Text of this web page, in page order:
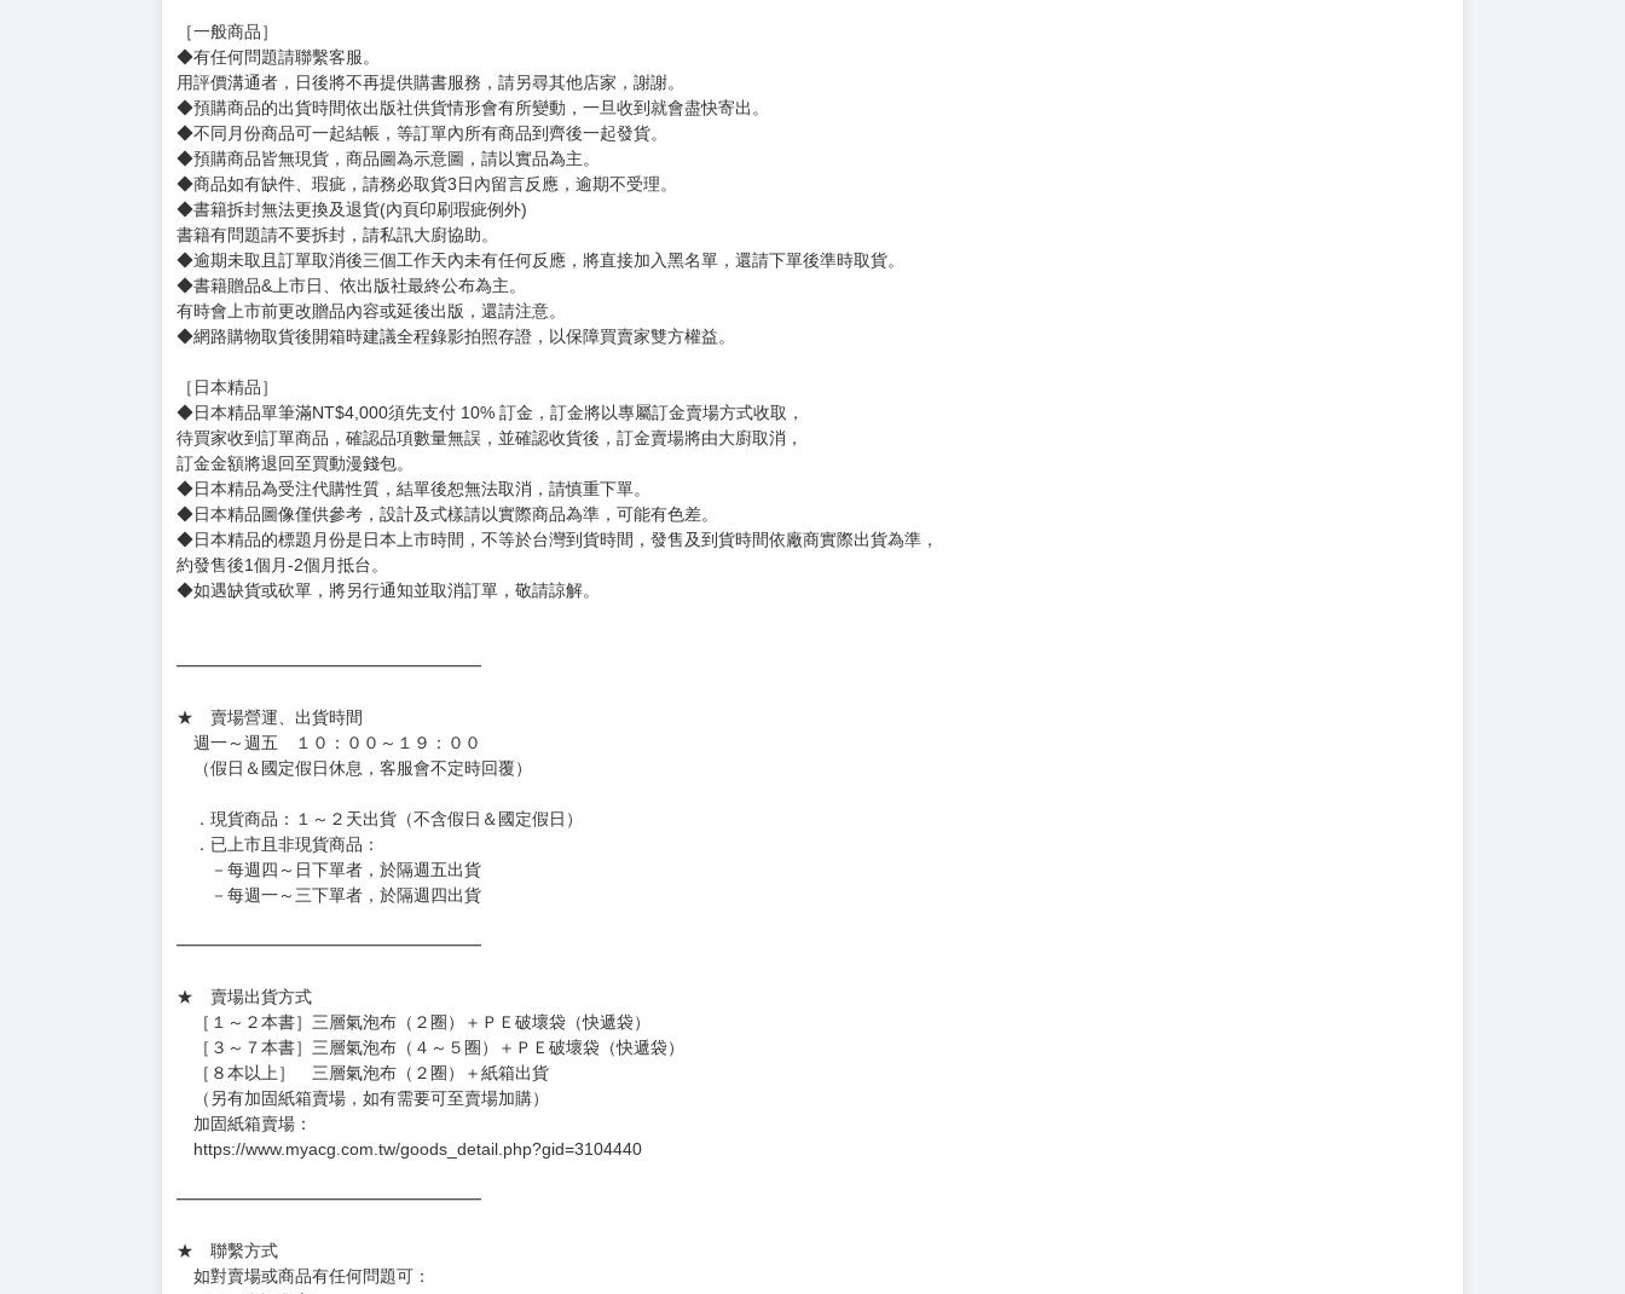
［一般商品］
◆有任何問題請聯繫客服。
用評價溝通者，日後將不再提供購書服務，請另尋其他店家，謝謝。
◆預購商品的出貨時間依出版社供貨情形會有所變動，一旦收到就會盡快寄出。
◆不同月份商品可一起結帳，等訂單內所有商品到齊後一起發貨。
◆預購商品皆無現貨，商品圖為示意圖，請以實品為主。
◆商品如有缺件、瑕疵，請務必取貨3日內留言反應，逾期不受理。
◆書籍拆封無法更換及退貨(內頁印刷瑕疵例外)
書籍有問題請不要拆封，請私訊大廚協助。
◆逾期未取且訂單取消後三個工作天內未有任何反應，將直接加入黑名單，還請下單後準時取貨。
◆書籍贈品&上市日、依出版社最終公布為主。
有時會上市前更改贈品內容或延後出版，還請注意。
◆網路購物取貨後開箱時建議全程錄影拍照存證，以保障買賣家雙方權益。
［日本精品］
◆日本精品單筆滿NT$4,000須先支付 10% 訂金，訂金將以專屬訂金賣場方式收取，
待買家收到訂單商品，確認品項數量無誤，並確認收貨後，訂金賣場將由大廚取消，
訂金金額將退回至買動漫錢包。
◆日本精品為受注代購性質，結單後恕無法取消，請慎重下單。
◆日本精品圖像僅供參考，設計及式樣請以實際商品為準，可能有色差。
◆日本精品的標題月份是日本上市時間，不等於台灣到貨時間，發售及到貨時間依廠商實際出貨為準，
約發售後1個月-2個月抵台。
◆如遇缺貨或砍單，將另行通知並取消訂單，敬請諒解。
━━━━━━━━━━━━━━━━━━
★ 賣場營運、出貨時間
週一～週五 １０：００～１９：００
（假日＆國定假日休息，客服會不定時回覆）
．現貨商品：１～２天出貨（不含假日＆國定假日）
．已上市且非現貨商品：
－每週四～日下單者，於隔週五出貨
－每週一～三下單者，於隔週四出貨
━━━━━━━━━━━━━━━━━━
★ 賣場出貨方式
［１～２本書］三層氣泡布（２圈）＋ＰＥ破壞袋（快遞袋）
［３～７本書］三層氣泡布（４～５圈）＋ＰＥ破壞袋（快遞袋）
［８本以上］ 三層氣泡布（２圈）＋紙箱出貨
（另有加固紙箱賣場，如有需要可至賣場加購）
加固紙箱賣場：
https://www.myacg.com.tw/goods_detail.php?gid=3104440
━━━━━━━━━━━━━━━━━━
★ 聯繫方式
如對賣場或商品有任何問題可：